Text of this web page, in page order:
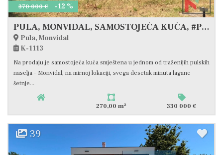
370 000 € -12 %
PULA, MONVIDAL, SAMOSTOJEĆA KUĆA, #PRODAJA
Pula, Monvidal
K-1113
Na prodaju je samostojeća kuća smještena u jednom od traženijih pulskih
naselja – Monvidal, na mirnoj lokaciji, svega desetak minuta lagane
šetnje...
270,00 m2 330 000 €
39